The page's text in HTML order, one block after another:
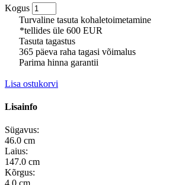
Kogus
Turvaline tasuta kohaletoimetamine
*tellides üle 600 EUR
Tasuta tagastus
365 päeva raha tagasi võimalus
Parima hinna garantii
Lisa ostukorvi
Lisainfo
Sügavus:
46.0 cm
Laius:
147.0 cm
Kõrgus: